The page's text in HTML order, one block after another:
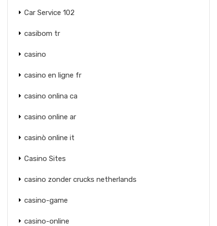
Car Service 102
casibom tr
casino
casino en ligne fr
casino onlina ca
casino online ar
casinò online it
Casino Sites
casino zonder crucks netherlands
casino-game
casino-online